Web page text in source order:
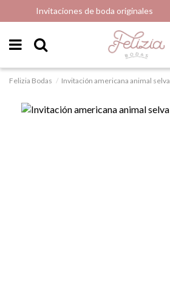
Invitaciones de boda originales
Felizia Bodas Invitación americana animal selva